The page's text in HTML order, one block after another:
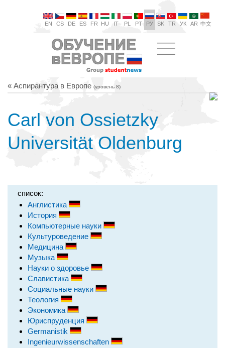
EN CS DE ES FR HU IT PL PT РУ SK TR УК AR 中文
« Аспирантура в Европе (уровень 8)
Carl von Ossietzky
Universität Oldenburg
список:
Англистика
История
Компьютерные науки
Культуроведение
Медицина
Музыка
Науки о здоровье
Славистика
Социальные науки
Теология
Экономика
Юриспруденция
Germanistik
Ingenieurwissenschaften